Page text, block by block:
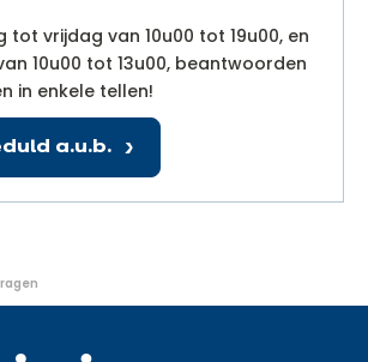
tot vrijdag van 10u00 tot 19u00, en
10u00 tot 13u00, beantwoorden
in enkele tellen!
a.u.b.